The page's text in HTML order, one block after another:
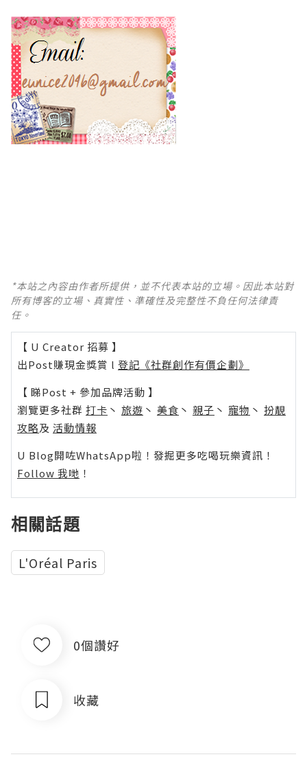
*本站之內容由作者所提供，並不代表本站的立場。因此本站對
所有博客的立場、真實性、準確性及完整性不負任何法律責
任。
【 U Creator 招募 】
出Post賺現金獎賞 l 登記《社群創作有價企劃》
【 睇Post + 參加品牌活動 】
瀏覽更多社群 打卡 丶 旅遊 丶 美食 丶 親子 丶 寵物 丶 扮靚
攻略及 活動情報
U Blog開咗WhatsApp啦！發掘更多吃喝玩樂資訊！
Follow 我哋 ！
相關話題
L'Oréal Paris
0個讚好
收藏